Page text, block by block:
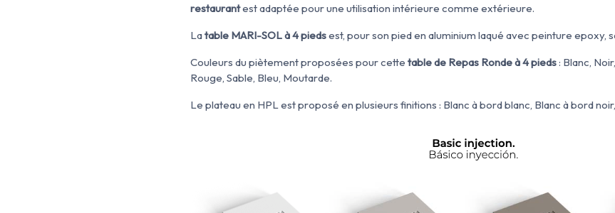
restaurantest adaptée pour une utilisation intérieure comme extérieure.
Latable MARI-SOL à 4 piedsest, pour son pied en aluminium laqué avec peinture epoxy,
Couleurs du piètement proposées pour cette table de Repas Ronde à 4 pieds: Blanc,
Rouge, Sable, Bleu, Moutarde.
Le plateau en HPL est proposé en plusieurs finitions : Blanc à bord blanc, Blanc à bord